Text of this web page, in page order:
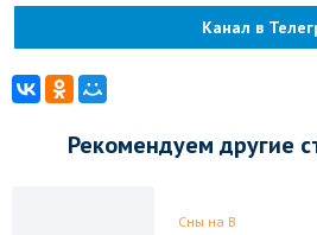
Канал в
Рекомендуем другие
Сны на В